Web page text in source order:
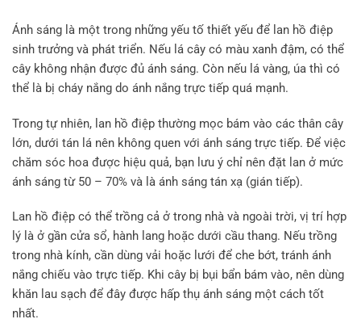
Ánh sáng là một trong những yếu tố thiết yếu để lan hồ điệp
sinh trưởng và phát triển. Nếu lá cây có màu xanh đậm, có thể
cây không nhận được đủ ánh sáng. Còn nếu lá vàng, úa thì có
thể là bị cháy nắng do ánh nắng trực tiếp quá mạnh.
Trong tự nhiên, lan hồ điệp thường mọc bám vào các thân cây
lớn, dưới tán lá nên không quen với ánh sáng trực tiếp. Để việc
chăm sóc hoa được hiệu quả, bạn lưu ý chỉ nên đặt lan ở mức
ánh sáng từ 50 – 70% và là ánh sáng tán xạ (gián tiếp).
Lan hồ điệp có thể trồng cả ở trong nhà và ngoài trời, vị trí hợp
lý là ở gần cửa sổ, hành lang hoặc dưới cầu thang. Nếu trồng
trong nhà kính, cần dùng vải hoặc lưới để che bớt, tránh ánh
nắng chiếu vào trực tiếp. Khi cây bị bụi bẩn bám vào, nên dùng
khăn lau sạch để đây được hấp thụ ánh sáng một cách tốt
nhất.